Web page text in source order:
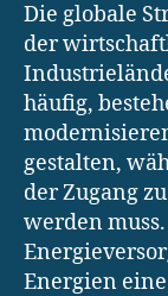
Die globale
der
häufig,
gestalten,
der Zugang
werden
Energien